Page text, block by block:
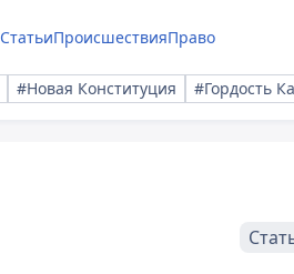
СтатьиПроисшествияПраво
#Новая Конституция #Гордость